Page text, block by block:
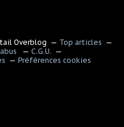
Overblog
Top articles
C.G.U.
Préférences cookies